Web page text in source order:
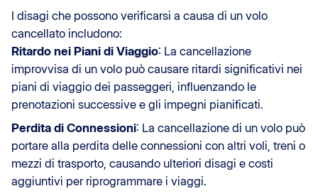
I disagi che possono verificarsi a causa di un volo
cancellato includono:
Ritardo nei Piani di Viaggio: La cancellazione
improvvisa di un volo può causare ritardi significativi nei
piani di viaggio dei passeggeri, influenzando le
prenotazioni successive e gli impegni pianificati.
Perdita di Connessioni: La cancellazione di un volo può
portare alla perdita delle connessioni con altri voli, treni o
mezzi di trasporto, causando ulteriori disagi e costi
aggiuntivi per riprogrammare i viaggi.